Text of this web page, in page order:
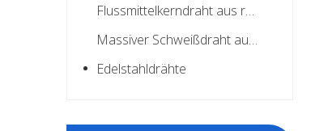
Flussmittelkerndraht aus rostfreiem Stahl
Massiver Schweißdraht aus rostfreiem Stahl
Edelstahldrähte